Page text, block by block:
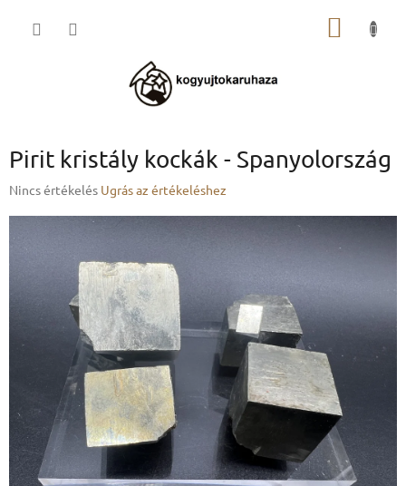
KOSÁR
Pirit kristály kockák - Spanyolország
A
átlagos
értékelése
0,0
csillag.
Nincs értékelés Ugrás az értékeléshez